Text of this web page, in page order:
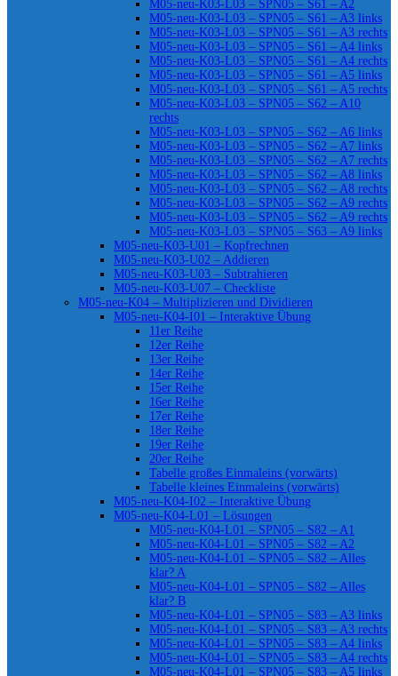
M05-neu-K03-L03 – SPN05 – S61 – A2
M05-neu-K03-L03 – SPN05 – S61 – A3 links
M05-neu-K03-L03 – SPN05 – S61 – A3 rechts
M05-neu-K03-L03 – SPN05 – S61 – A4 links
M05-neu-K03-L03 – SPN05 – S61 – A4 rechts
M05-neu-K03-L03 – SPN05 – S61 – A5 links
M05-neu-K03-L03 – SPN05 – S61 – A5 rechts
M05-neu-K03-L03 – SPN05 – S62 – A10
rechts
M05-neu-K03-L03 – SPN05 – S62 – A6 links
M05-neu-K03-L03 – SPN05 – S62 – A7 links
M05-neu-K03-L03 – SPN05 – S62 – A7 rechts
M05-neu-K03-L03 – SPN05 – S62 – A8 links
M05-neu-K03-L03 – SPN05 – S62 – A8 rechts
M05-neu-K03-L03 – SPN05 – S62 – A9 rechts
M05-neu-K03-L03 – SPN05 – S62 – A9 rechts
M05-neu-K03-L03 – SPN05 – S63 – A9 links
M05-neu-K03-U01 – Kopfrechnen
M05-neu-K03-U02 – Addieren
M05-neu-K03-U03 – Subtrahieren
M05-neu-K03-U07 – Checkliste
M05-neu-K04 – Multiplizieren und Dividieren
M05-neu-K04-I01 – Interaktive Übung
11er Reihe
12er Reihe
13er Reihe
14er Reihe
15er Reihe
16er Reihe
17er Reihe
18er Reihe
19er Reihe
20er Reihe
Tabelle großes Einmaleins (vorwärts)
Tabelle kleines Einmaleins (vorwärts)
M05-neu-K04-I02 – Interaktive Übung
M05-neu-K04-L01 – Lösungen
M05-neu-K04-L01 – SPN05 – S82 – A1
M05-neu-K04-L01 – SPN05 – S82 – A2
M05-neu-K04-L01 – SPN05 – S82 – Alles
klar? A
M05-neu-K04-L01 – SPN05 – S82 – Alles
klar? B
M05-neu-K04-L01 – SPN05 – S83 – A3 links
M05-neu-K04-L01 – SPN05 – S83 – A3 rechts
M05-neu-K04-L01 – SPN05 – S83 – A4 links
M05-neu-K04-L01 – SPN05 – S83 – A4 rechts
M05-neu-K04-L01 – SPN05 – S83 – A5 links